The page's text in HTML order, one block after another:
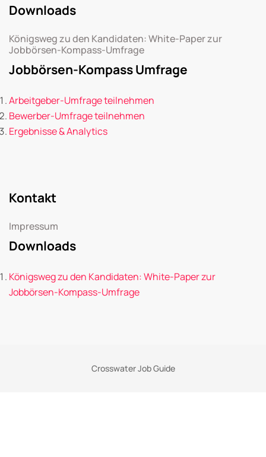
Downloads
Königsweg zu den Kandidaten: White-Paper zur
Jobbörsen-Kompass-Umfrage
Jobbörsen-Kompass Umfrage
Arbeitgeber-Umfrage teilnehmen
Bewerber-Umfrage teilnehmen
Ergebnisse & Analytics
Kontakt
Impressum
Downloads
Königsweg zu den Kandidaten: White-Paper zur
Jobbörsen-Kompass-Umfrage
Crosswater Job Guide